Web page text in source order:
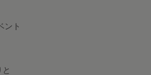
ント